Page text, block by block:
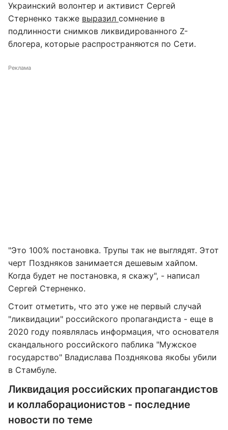
Украинский волонтер и активист Сергей
Стерненко также выразил сомнение в
подлинности снимков ликвидированного Z-
блогера, которые распространяются по Сети.
Реклама
"Это 100% постановка. Трупы так не выглядят. Этот
черт Поздняков занимается дешевым хайпом.
Когда будет не постановка, я скажу", - написал
Сергей Стерненко.
Стоит отметить, что это уже не первый случай
"ликвидации" российского пропагандиста - еще в
2020 году появлялась информация, что основателя
скандального российского паблика "Мужское
государство" Владислава Позднякова якобы убили
в Стамбуле.
Ликвидация российских пропагандистов
и коллаборационистов - последние
новости по теме